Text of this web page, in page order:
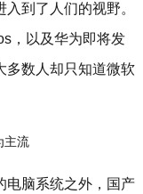
到了人们的视野。
，以及华为即将发
多数人却只知道微软
电脑系统之外，国产